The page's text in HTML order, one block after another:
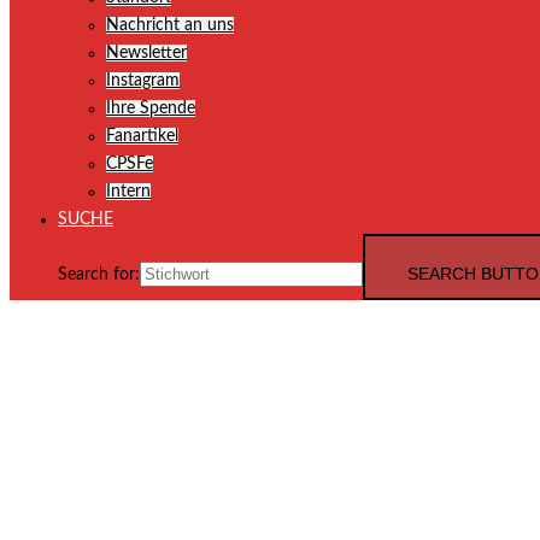
Nachricht an uns
Newsletter
Instagram
Ihre Spende
Fanartikel
CPSFe
Intern
SUCHE
Search for: SEARCH